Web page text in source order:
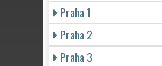
Praha 1
Praha 2
Praha 3